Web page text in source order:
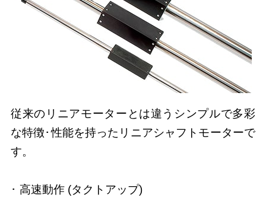
従来のリニアモーターとは違うシンプルで多彩
な特徴･性能を持ったリニアシャフトモーターで
す。
･ 高速動作 (タクトアップ)